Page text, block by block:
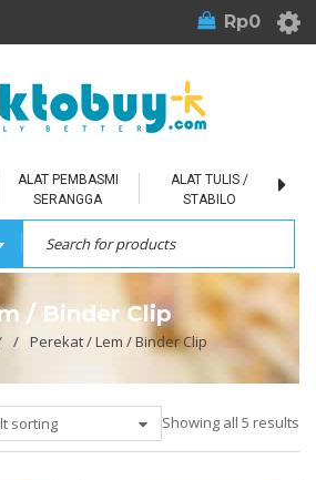
Rp0
ALAT PEMBASMI
SERANGGA
ALAT TULIS /
STABILO
/ Binder Clip
/ Perekat / Lem / Binder Clip
sorting Showing all 5 results